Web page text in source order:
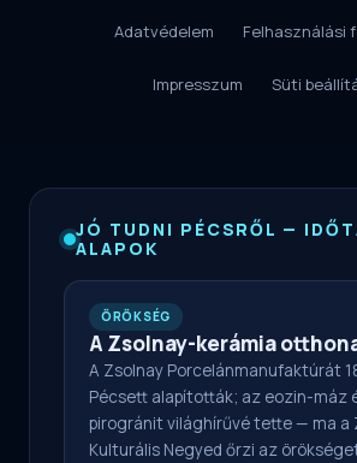
Adatvédelem
Felhasználási
Impresszum Süti
JÓ TUDNI PÉCSRŐL —
ALAPOK
ÖRÖKSÉG
A Zsolnay-kerámia
A Zsolnay Porcelánmanufaktúrát
Pécsett alapították; az eozin-máz
pirogránit világhírűvé tette — ma a
Kulturális Negyed őrzi az